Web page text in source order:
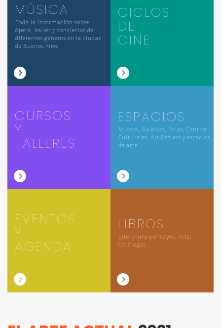
MÚSICA
Toda la información sobre
ópera, ballet y conciertos de
diferentes géneros en la ciudad
de Buenos Aires
CICLOS
DE
CINE
CURSOS
Y
TALLERES
ESPACIOS
Museos, Galerías, Salas, Centros
Culturales, Art Dealers y espacios
de arte
EVENTOS
Y
AGENDA
LIBROS
Literatura y ensayos, Arte,
Catálogos